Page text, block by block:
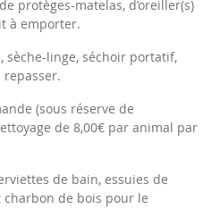
protèges-matelas, d’oreiller(s)
à emporter.
sèche-linge, séchoir portatif,
(sous réserve de
de 8,00€ par animal par
de bain, essuies de
charbon de bois pour le